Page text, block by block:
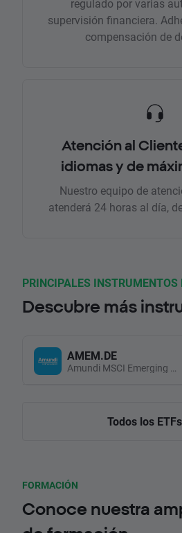
regulado por varias
supervisión financiera.
compensación de
Atención al
idiomas y de
Nuestro equipo de
atenderá 24 horas al día,
PRINCIPALES INSTRUMENTOS
Descubre más
AMEM.DE
Amundi MSCI Emerging Markets UCITS (Acc EUR)
Todos los ETFs
FORMACIÓN
Conoce nuestra